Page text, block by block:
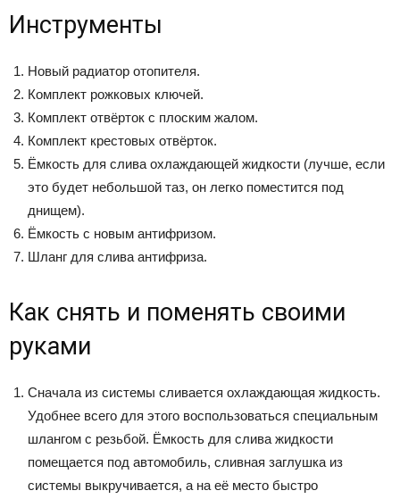
Инструменты
Новый радиатор отопителя.
Комплект рожковых ключей.
Комплект отвёрток с плоским жалом.
Комплект крестовых отвёрток.
Ёмкость для слива охлаждающей жидкости (лучше, если
это будет небольшой таз, он легко поместится под
днищем).
Ёмкость с новым антифризом.
Шланг для слива антифриза.
Как снять и поменять своими
руками
Сначала из системы сливается охлаждающая жидкость.
Удобнее всего для этого воспользоваться специальным
шлангом с резьбой. Ёмкость для слива жидкости
помещается под автомобиль, сливная заглушка из
системы выкручивается, а на её место быстро